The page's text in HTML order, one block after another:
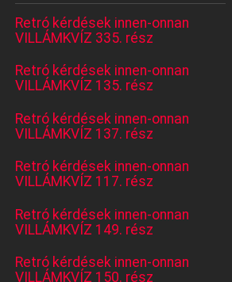
Retró kérdések innen-onnan
VILLÁMKVÍZ 335. rész
Retró kérdések innen-onnan
VILLÁMKVÍZ 135. rész
Retró kérdések innen-onnan
VILLÁMKVÍZ 137. rész
Retró kérdések innen-onnan
VILLÁMKVÍZ 117. rész
Retró kérdések innen-onnan
VILLÁMKVÍZ 149. rész
Retró kérdések innen-onnan
VILLÁMKVÍZ 150. rész